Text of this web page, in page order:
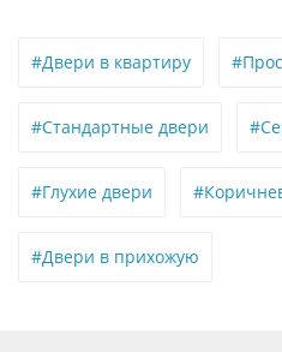
#Двери в квартиру
#Стандартные двери
#Глухие двери
#Двери в прихожую